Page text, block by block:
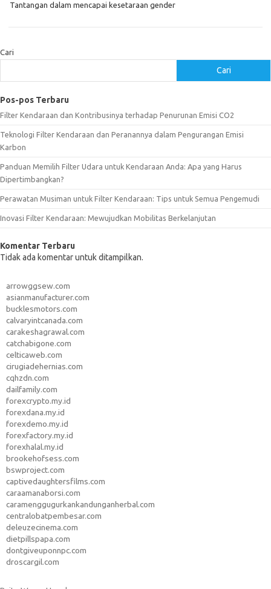
Tantangan dalam mencapai kesetaraan gender
Cari
Cari
Pos-pos Terbaru
Filter Kendaraan dan Kontribusinya terhadap Penurunan Emisi CO2
Teknologi Filter Kendaraan dan Peranannya dalam Pengurangan Emisi
Karbon
Panduan Memilih Filter Udara untuk Kendaraan Anda: Apa yang Harus
Dipertimbangkan?
Perawatan Musiman untuk Filter Kendaraan: Tips untuk Semua Pengemudi
Inovasi Filter Kendaraan: Mewujudkan Mobilitas Berkelanjutan
Komentar Terbaru
Tidak ada komentar untuk ditampilkan.
arrowggsew.com
asianmanufacturer.com
bucklesmotors.com
calvaryintcanada.com
carakeshagrawal.com
catchabigone.com
celticaweb.com
cirugiadehernias.com
cqhzdn.com
dailfamily.com
forexcrypto.my.id
forexdana.my.id
forexdemo.my.id
forexfactory.my.id
forexhalal.my.id
brookehofsess.com
bswproject.com
captivedaughtersfilms.com
caraamanaborsi.com
caramenggugurkankandunganherbal.com
centralobatpembesar.com
deleuzecinema.com
dietpillspapa.com
dontgiveuponnpc.com
droscargil.com